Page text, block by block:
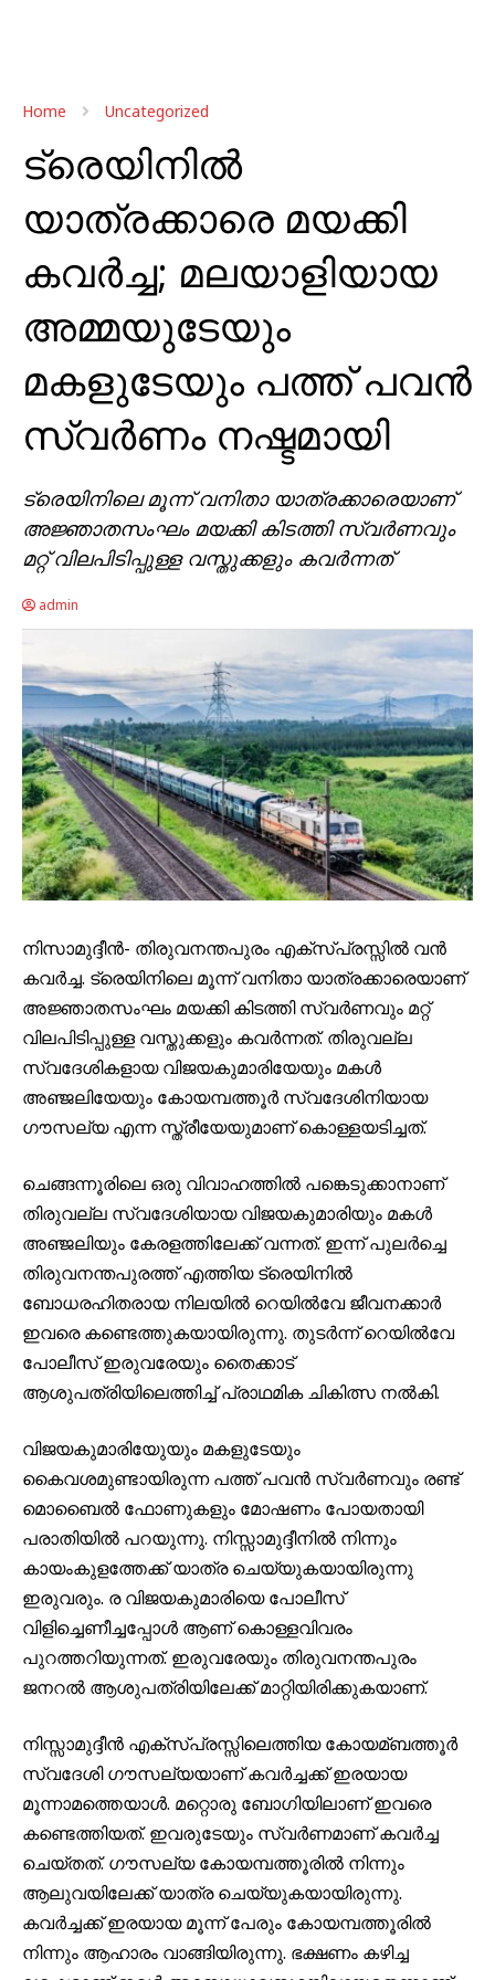
Home Uncategorized
ട്രെയിനിൽ
യാത്രക്കാരെ മയക്കി
കവര്‍ച്ച; മലയാളിയായ
അമ്മയുടേയും
മകളുടേയും പത്ത് പവന്‍
സ്വര്‍ണം നഷ്ടമായി
ട്രെയിനിലെ മൂന്ന് വനിതാ യാത്രക്കാരെയാണ്
അജ്ഞാതസംഘം മയക്കി കിടത്തി സ്വര്‍ണവും
മറ്റ് വിലപിടിപ്പുള്ള വസ്തുക്കളും കവര്‍ന്നത്
admin
നിസാമുദ്ദീന്‍- തിരുവനന്തപുരം എക്‌സ്പ്രസ്സില്‍ വന്‍
കവര്‍ച്ച. ട്രെയിനിലെ മൂന്ന് വനിതാ യാത്രക്കാരെയാണ്
അജ്ഞാതസംഘം മയക്കി കിടത്തി സ്വര്‍ണവും മറ്റ്
വിലപിടിപ്പുള്ള വസ്തുക്കളും കവര്‍ന്നത്. തിരുവല്ല
സ്വദേശികളായ വിജയകുമാരിയേയും മകള്‍
അഞ്ജലിയേയും കോയമ്പത്തൂര്‍ സ്വദേശിനിയായ
ഗൗസല്യ എന്ന സ്ത്രീയേയുമാണ് കൊള്ളയടിച്ചത്.
ചെങ്ങന്നൂരിലെ ഒരു വിവാഹത്തില്‍ പങ്കെടുക്കാനാണ്
തിരുവല്ല സ്വദേശിയായ വിജയകുമാരിയും മകള്‍
അഞ്ജലിയും കേരളത്തിലേക്ക് വന്നത്. ഇന്ന് പുലര്‍ച്ചെ
തിരുവനന്തപുരത്ത് എത്തിയ ട്രെയിനില്‍
ബോധരഹിതരായ നിലയില്‍ റെയില്‍വേ ജീവനക്കാര്‍
ഇവരെ കണ്ടെത്തുകയായിരുന്നു. തുടര്‍ന്ന് റെയില്‍വേ
പോലീസ് ഇരുവരേയും തൈക്കാട്
ആശുപത്രിയിലെത്തിച്ച്‌ പ്രാഥമിക ചികിത്സ നല്‍കി.
വിജയകുമാരിയുേയും മകളുടേയും
കൈവശമുണ്ടായിരുന്ന പത്ത് പവന്‍ സ്വര്‍ണവും രണ്ട്
മൊബൈല്‍ ഫോണുകളും മോഷണം പോയതായി
പരാതിയില്‍ പറയുന്നു. നിസ്സാമുദ്ദീനില്‍ നിന്നും
കായംകുളത്തേക്ക് യാത്ര ചെയ്യുകയായിരുന്നു
ഇരുവരും. ര വിജയകുമാരിയെ പോലീസ്
വിളിച്ചെണീച്ചപ്പോള്‍ ആണ് കൊള്ളവിവരം
പുറത്തറിയുന്നത്. ഇരുവരേയും തിരുവനന്തപുരം
ജനറല്‍ ആശുപത്രിയിലേക്ക് മാറ്റിയിരിക്കുകയാണ്.
നിസ്സാമുദ്ദീന്‍ എക്‌സ്പ്രസ്സിലെത്തിയ കോയമ്ബത്തൂര്‍
സ്വദേശി ഗൗസല്യയാണ് കവര്‍ച്ചക്ക് ഇരയായ
മൂന്നാമത്തെയാള്‍. മറ്റൊരു ബോഗിയിലാണ് ഇവരെ
കണ്ടെത്തിയത്. ഇവരുടേയും സ്വര്‍ണമാണ് കവര്‍ച്ച
ചെയ്തത്. ഗൗസല്യ കോയമ്പത്തൂരില്‍ നിന്നും
ആലുവയിലേക്ക് യാത്ര ചെയ്യുകയായിരുന്നു.
കവര്‍ച്ചക്ക് ഇരയായ മൂന്ന് പേരും കോയമ്പത്തൂരില്‍
നിന്നും ആഹാരം വാങ്ങിയിരുന്നു. ഭക്ഷണം കഴിച്ച